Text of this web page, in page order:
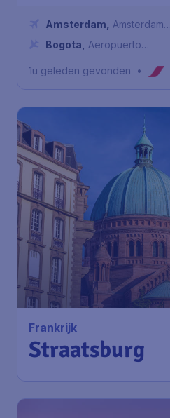
Amsterdam
Amsterdam
Airport Schiphol
Bogota
Aeropuerto
1u geleden gevonden •
Frankrijk
Straatsburg